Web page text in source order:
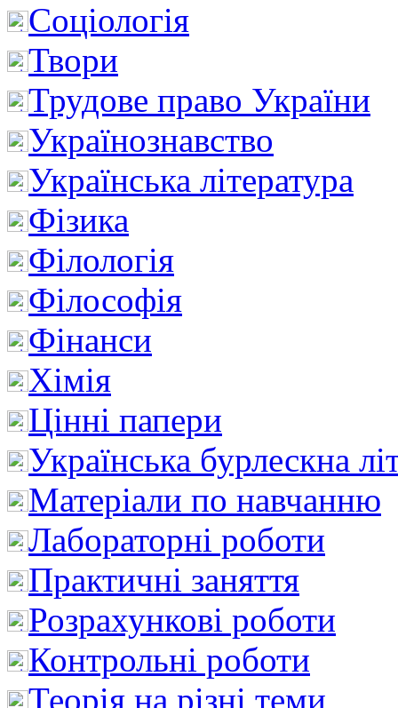
Соціологія
Твори
Трудове право України
Українознавство
Українська література
Фізика
Філологія
Філософія
Фінанси
Хімія
Цінні папери
Українська бурлескна
Матеріали по навчанню
Лабораторні роботи
Практичні заняття
Розрахункові роботи
Контрольні роботи
Теорія на різні теми